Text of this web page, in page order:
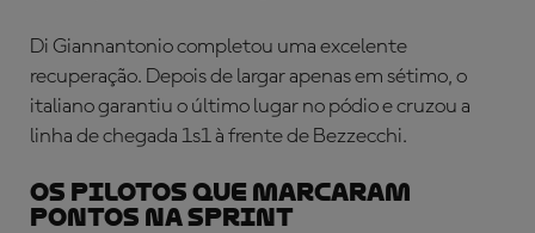
Di Giannantonio completou uma excelente
recuperação. Depois de largar apenas em sétimo, o
italiano garantiu o último lugar no pódio e cruzou a
linha de chegada 1s1 à frente de Bezzecchi.
OS PILOTOS QUE MARCARAM
PONTOS NA SPRINT